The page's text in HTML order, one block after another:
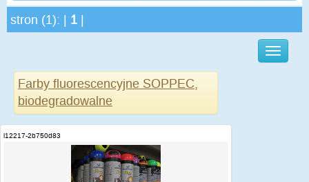
stron (1): | 1
Farby fluorescencyjne SOPPEC,
biodegradowalne
i12217-2b750d83